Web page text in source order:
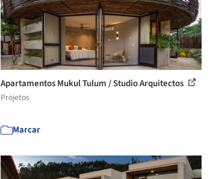
Apartamentos Mukul Tulum / Studio Arquitectos
Projetos
Marcar